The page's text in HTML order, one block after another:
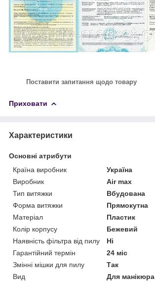
Поставити запитання щодо товару
Приховати
Характеристики
Основні атрибути
Країна виробник
Україна
Виробник
Air max
Тип витяжки
Вбудована
Форма витяжки
Прямокутна
Матеріал
Пластик
Колір корпусу
Бежевий
Наявність фільтра від пилу
Ні
Гарантійний термін
24 міс
Змінні мішки для пилу
Так
Вид
Для манікюра